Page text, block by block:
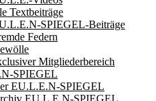
Textbeiträge
SPIEGEL-Beiträge
Federn
Mitgliederbereich
SPIEGEL
EU.L.E.N-SPIEGEL
EU.L.E.N-SPIEGEL